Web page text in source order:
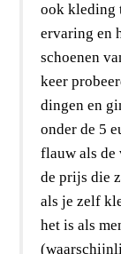
ook kleding
ervaring en
schoenen
keer
dingen en
onder de 5
flauw als de
de prijs die
als je zelf
het is als